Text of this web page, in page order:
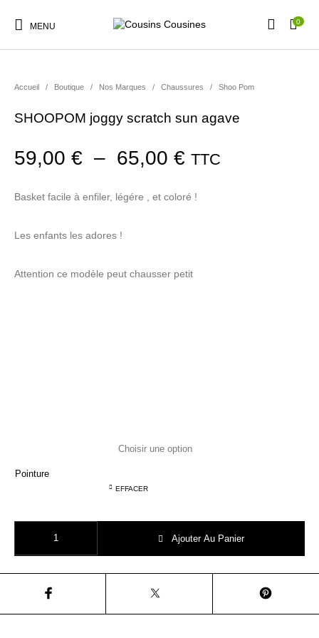
MENU 0
Vêtements Garçons Accessoires Cadeaux
Accueil / Boutique / Nos Marques / Chaussures / Shoo Pom
SHOOPOM joggy scratch sun agave
59,00€ – 65,00€ Plage de prix
TTC
Basket facile à enfiler, légére , et coloré !
Les enfants les adores !
Attention ce modèle peut chausser petit
Pointure
EFFACER
Ajouter Au Panier